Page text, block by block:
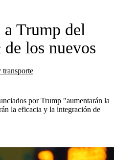
transporte
Trump del
los nuevos
por Trump "aumentarán la
la eficacia y la integración de